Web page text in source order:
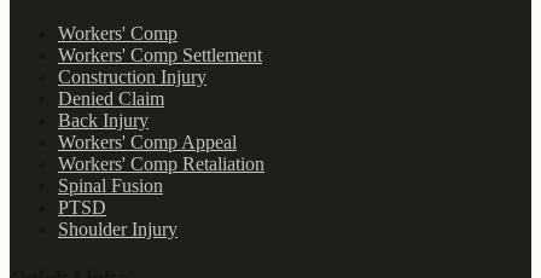
Workers' Comp
Workers' Comp Settlement
Construction Injury
Denied Claim
Back Injury
Workers' Comp Appeal
Workers' Comp Retaliation
Spinal Fusion
PTSD
Shoulder Injury